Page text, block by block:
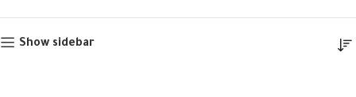
Show sidebar